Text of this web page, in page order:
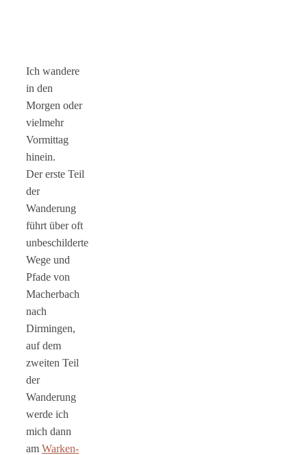
Ich wandere
in den
Morgen oder
vielmehr
Vormittag
hinein.
Der erste Teil
der
Wanderung
führt über oft
unbeschilderte
Wege und
Pfade von
Macherbach
nach
Dirmingen,
auf dem
zweiten Teil
der
Wanderung
werde ich
mich dann
am Warken-